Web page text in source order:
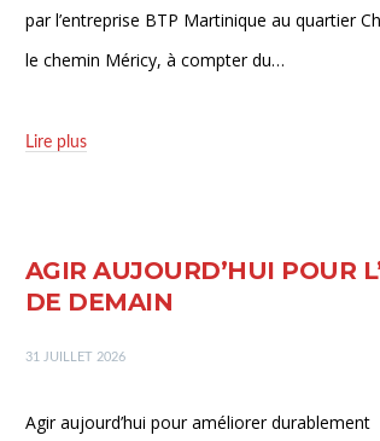
par l’entreprise BTP Martinique au quartier
le chemin Méricy, à compter du…
Lire plus
AGIR AUJOURD’HUI POUR
DE DEMAIN
31 JUILLET 2026
Agir aujourd’hui pour améliorer durablement